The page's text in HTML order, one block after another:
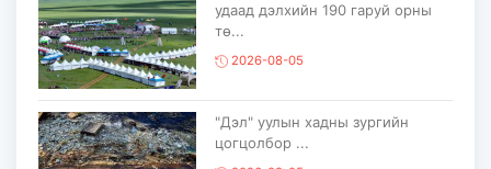
удаад дэлхийн 190 гаруй орны
тө...
2026-08-05
"Дэл" уулын хадны зургийн
цогцолбор ...